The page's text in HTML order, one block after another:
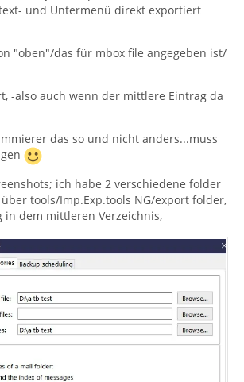
und Untermenü direkt exportiert
"oben"/das für mbox file angegeben ist/
-also auch wenn der mittlere Eintrag da
das so und nicht anders...muss
ich habe 2 verschiedene folder
tools/Imp.Exp.tools NG/export folder,
in dem mittleren Verzeichnis,